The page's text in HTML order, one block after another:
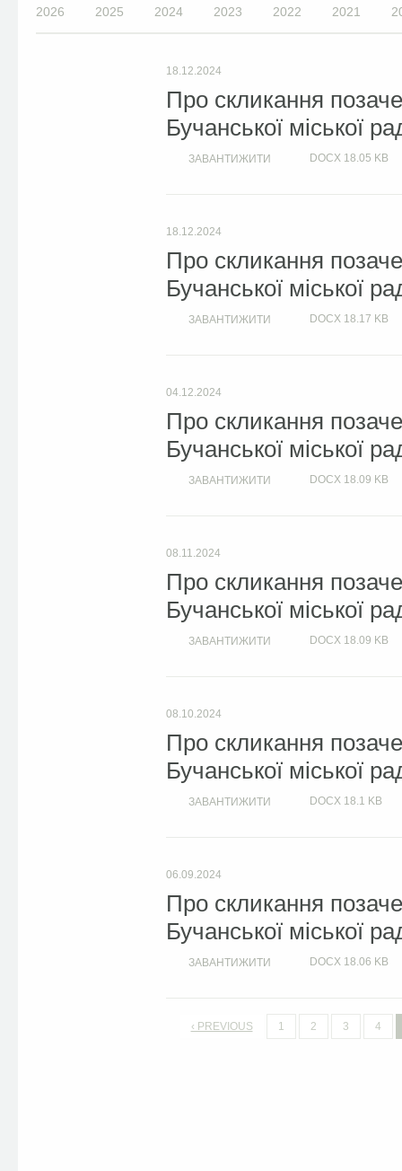
2026 2025 2024 2023 2022 2021
18.12.2024
Про скликання
Бучанської міської
ЗАВАНТИЖИТИ DOCX 18.05 KB
18.12.2024
Про скликання
Бучанської міської
ЗАВАНТИЖИТИ DOCX 18.17 KB
04.12.2024
Про скликання
Бучанської міської
ЗАВАНТИЖИТИ DOCX 18.09 KB
08.11.2024
Про скликання
Бучанської міської
ЗАВАНТИЖИТИ DOCX 18.09 KB
08.10.2024
Про скликання
Бучанської міської
ЗАВАНТИЖИТИ DOCX 18.1 KB
06.09.2024
Про скликання
Бучанської міської
ЗАВАНТИЖИТИ DOCX 18.06 KB
‹ PREVIOUS 1 2 3 4